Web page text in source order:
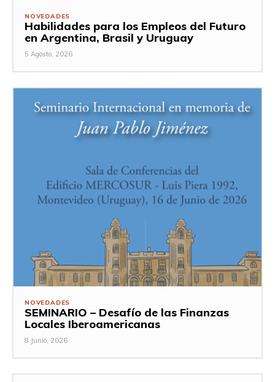
NOVEDADES
Habilidades para los Empleos del Futuro
en Argentina, Brasil y Uruguay
5 Agosto, 2026
NOVEDADES
SEMINARIO – Desafío de las Finanzas
Locales Iberoamericanas
8 Junio, 2026